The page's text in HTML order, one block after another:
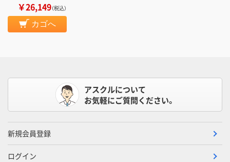
￥26,149（税込）
カゴへ
アスクルについて
お気軽にご質問ください。
新規会員登録
ログイン